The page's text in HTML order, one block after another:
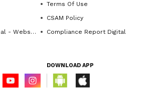
Terms Of Use
CSAM Policy
- Website
Compliance Report Digital
DOWNLOAD APP